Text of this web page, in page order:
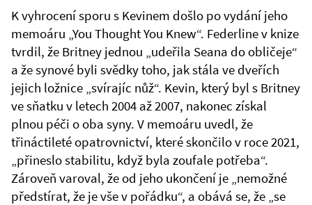
K vyhrocení sporu s Kevinem došlo po vydání jeho
memoáru „You Thought You Knew“. Federline v knize
tvrdil, že Britney jednou „udeřila Seana do obličeje“
a že synové byli svědky toho, jak stála ve dveřích
jejich ložnice „svírajíc nůž“. Kevin, který byl s Britney
ve sňatku v letech 2004 až 2007, nakonec získal
plnou péči o oba syny. V memoáru uvedl, že
třináctileté opatrovnictví, které skončilo v roce 2021,
„přineslo stabilitu, když byla zoufale potřeba“.
Zároveň varoval, že od jeho ukončení je „nemožné
předstírat, že je vše v pořádku“, a obává se, že „se